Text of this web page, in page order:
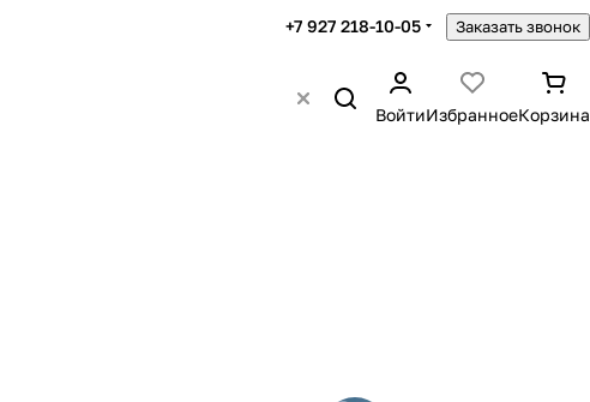
+7 927 218-10-05 Заказать звонок
ВойтиИзбранноеКорзина